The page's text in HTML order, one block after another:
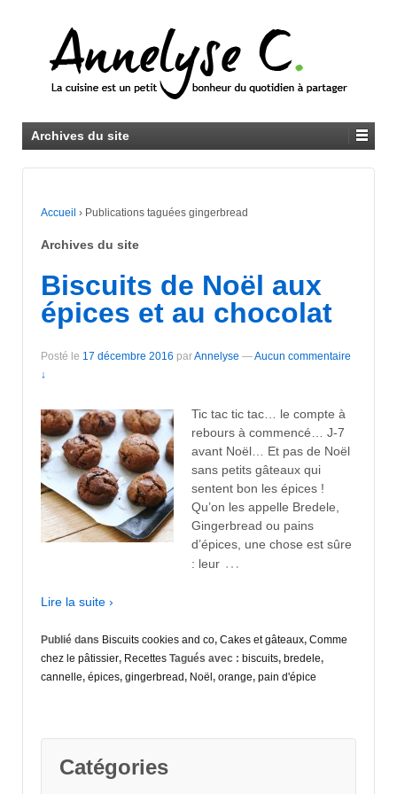
Archives du site
Accueil › Publications taguées gingerbread
Archives du site
Biscuits de Noël aux
épices et au chocolat
Posté le 17 décembre 2016 parAnnelyse —Aucun commentaire
↓
Tic tac tic tac… le compte à
rebours à commencé… J-7
avant Noël… Et pas de Noël
sans petits gâteaux qui
sentent bon les épices !
Qu’on les appelle Bredele,
Gingerbread ou pains
d’épices, une chose est sûre
: leur …
Lire la suite ›
Publié dans Biscuits cookies and co, Cakes et gâteaux, Comme
chez le pâtissier, Recettes Tagués avec : biscuits, bredele,
cannelle, épices, gingerbread, Noël , orange, pain d'épice
Catégories